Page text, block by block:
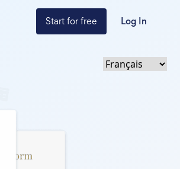
Start for free Log In